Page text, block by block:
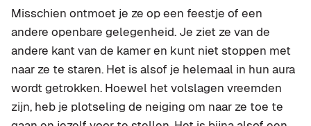
Misschien ontmoet je ze op een feestje of een
andere openbare gelegenheid. Je ziet ze van de
andere kant van de kamer en kunt niet stoppen met
naar ze te staren. Het is alsof je helemaal in hun aura
wordt getrokken. Hoewel het volslagen vreemden
zijn, heb je plotseling de neiging om naar ze toe te